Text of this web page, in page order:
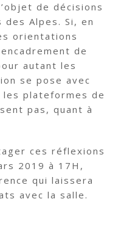
de décisions
Alpes. Si, en
orientations
de
autant les
se pose avec
les plateformes de
pas, quant à
ces réflexions
2019 à 17H,
qui laissera
avec la salle.